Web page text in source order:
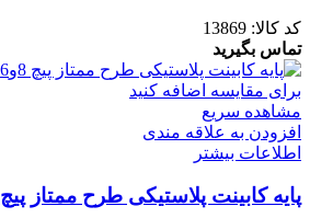
کد کالا: 13869
تماس بگیرید
برای مقایسه اضافه کنید
مشاهده سریع
افزودن به علاقه مندی
اطلاعات بیشتر
پایه کابینت پلاستیکی طرح ممتاز پیچ 6 کفی 40 میلی متر